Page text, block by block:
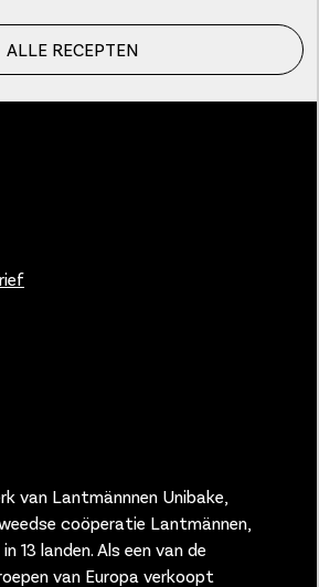
ALLE RECEPTEN
van Lantmännnen Unibake,
coöperatie Lantmännen,
13 landen. Als een van de
van Europa verkoopt